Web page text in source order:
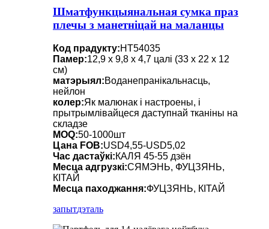
Шматфункцыянальная сумка праз
плечы з манетніцай на маланцы
Код прадукту:HT54035
Памер:12,9 х 9,8 х 4,7 цалі (33 х 22 х 12
см)
матэрыял:Воданепранікальнасць,
нейлон
колер:Як малюнак і настроены, і
прытрымлівайцеся даступнай тканіны на
складзе
MOQ:50-1000шт
Цана FOB:USD4,55-USD5,02
Час дастаўкі:КАЛЯ 45-55 дзён
Месца адгрузкі:СЯМЭНЬ, ФУЦЗЯНЬ,
КІТАЙ
Месца паходжання:ФУЦЗЯНЬ, КІТАЙ
запытдэталь